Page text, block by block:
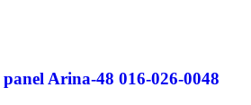
Arina-48 016-026-0048